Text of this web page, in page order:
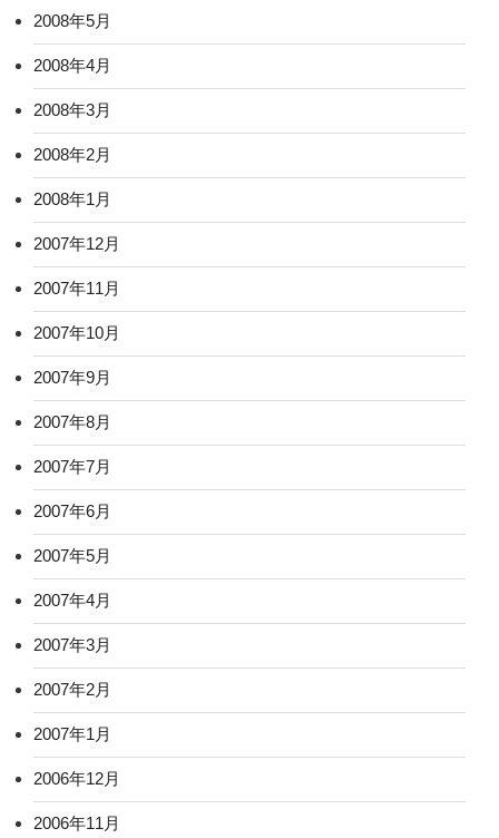
2008年5月
2008年4月
2008年3月
2008年2月
2008年1月
2007年12月
2007年11月
2007年10月
2007年9月
2007年8月
2007年7月
2007年6月
2007年5月
2007年4月
2007年3月
2007年2月
2007年1月
2006年12月
2006年11月